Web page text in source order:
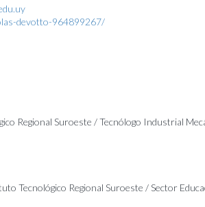
devotto-964899267/
Regional Suroeste / Tecnólogo Industrial
Tecnológico Regional Suroeste / Sector